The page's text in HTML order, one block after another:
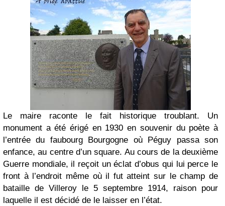
Le maire raconte le fait historique troublant. Un
monument a été érigé en 1930 en souvenir du poète à
l’entrée du faubourg Bourgogne où Péguy passa son
enfance, au centre d’un square. Au cours de la deuxième
Guerre mondiale, il reçoit un éclat d’obus qui lui perce le
front à l’endroit même où il fut atteint sur le champ de
bataille de Villeroy le 5 septembre 1914, raison pour
laquelle il est décidé de le laisser en l’état.